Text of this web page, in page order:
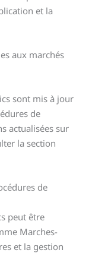
et la
aux marchés
sont mis à jour
de
actualisées sur
la section
de
peut être
Marches-
et la gestion